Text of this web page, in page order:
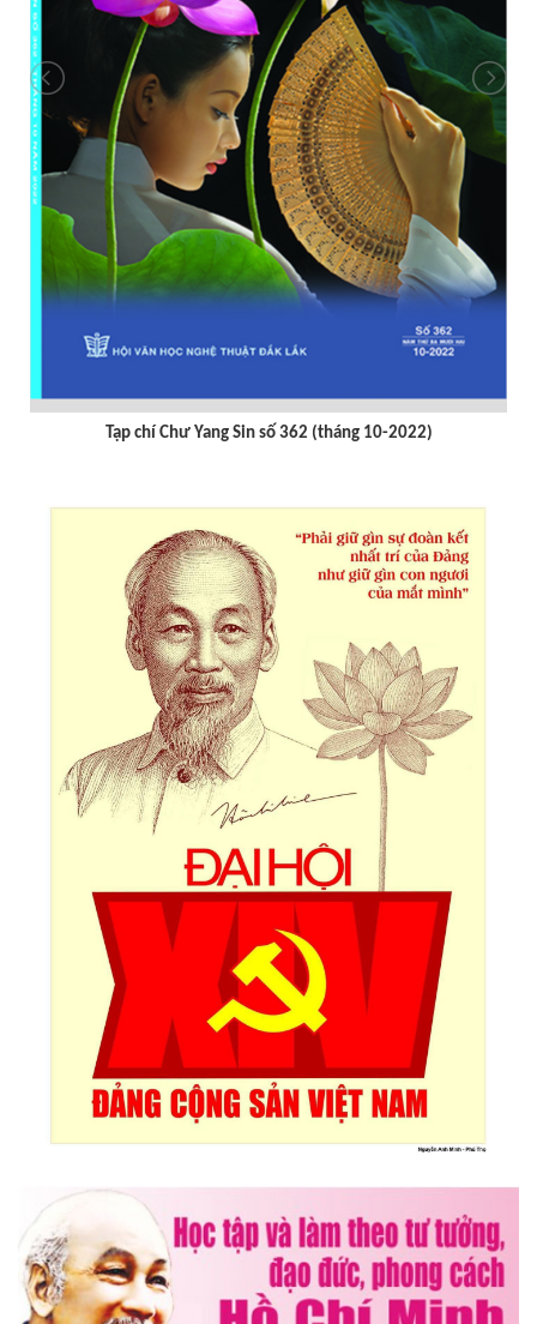
Tạp chí Chư Yang Sin số 362 (tháng 10-2022)
Lễ hội sầu riêng Đắk Lắk 2026 quy mô khủng với 17 hoạt
động đặc sắc
Đại hội lần thứ I Chi hội Múa: Sức trẻ dẫn lối đổi mới